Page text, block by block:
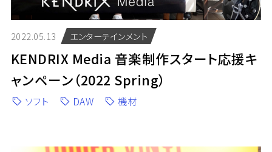
2022.05.13 エンターテインメント
KENDRIX Media 音楽制作スタート応援キ
ャンペーン（2022 Spring）
ソフト DAW 機材